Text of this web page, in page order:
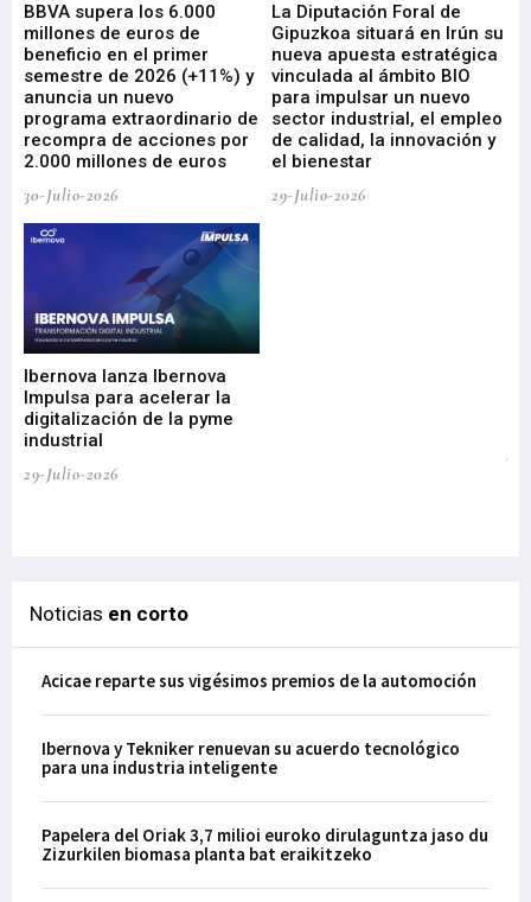
BBVA supera los 6.000
millones de euros de
beneficio en el primer
semestre de 2026 (+11%) y
anuncia un nuevo
programa extraordinario de
recompra de acciones por
2.000 millones de euros
30-Julio-2026
La Diputación Foral de
Gipuzkoa situará en Irún su
nueva apuesta estratégica
vinculada al ámbito BIO
para impulsar un nuevo
sector industrial, el empleo
de calidad, la innovación y
el bienestar
29-Julio-2026
Ibernova lanza Ibernova
Impulsa para acelerar la
digitalización de la pyme
industrial
29-Julio-2026
Noticias en corto
Acicae reparte sus vigésimos premios de la automoción
Ibernova y Tekniker renuevan su acuerdo tecnológico
para una industria inteligente
Papelera del Oriak 3,7 milioi euroko dirulaguntza jaso du
Zizurkilen biomasa planta bat eraikitzeko